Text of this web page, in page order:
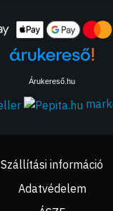
Árukereső.hu
Szállítási információ
Adatvédelem